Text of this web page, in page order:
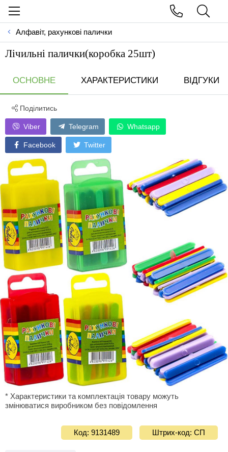
Алфавіт, рахункові палички
Лічильні палички(коробка 25шт)
ОСНОВНЕ ХАРАКТЕРИСТИКИ ВІДГУКИ
Поділитись
Viber Telegram Whatsapp
Facebook Twitter
* Характеристики та комплектація товару можуть
змінюватися виробником без повідомлення
Код: 9131489 Штрих-код: СП